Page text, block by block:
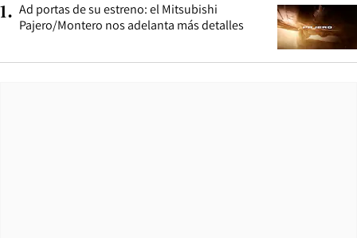
1. Ad portas de su estreno: el Mitsubishi
Pajero/Montero nos adelanta más detalles